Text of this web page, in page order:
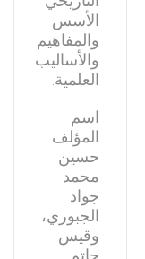
الأسس
والمفاهيم
والأساليب
العلمية.
اسم
المؤلف:
حسين
محمد
جواد
الجبوري،
وقيس
حاتم